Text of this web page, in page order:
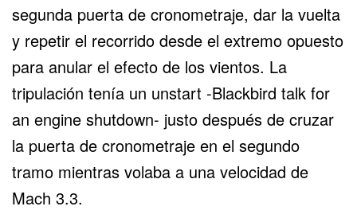
segunda puerta de cronometraje, dar la vuelta
y repetir el recorrido desde el extremo opuesto
para anular el efecto de los vientos. La
tripulación tenía un unstart -Blackbird talk for
an engine shutdown- justo después de cruzar
la puerta de cronometraje en el segundo
tramo mientras volaba a una velocidad de
Mach 3.3.